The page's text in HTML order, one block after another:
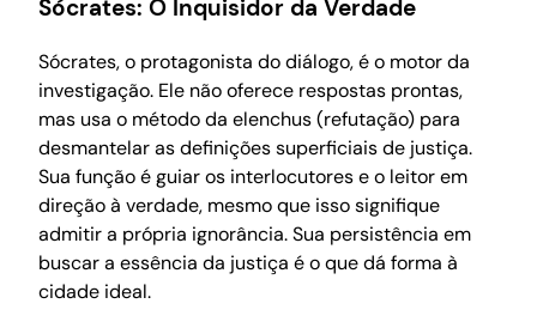
Sócrates: O Inquisidor da Verdade
Sócrates, o protagonista do diálogo, é o motor da
investigação. Ele não oferece respostas prontas,
mas usa o método da elenchus (refutação) para
desmantelar as definições superficiais de justiça.
Sua função é guiar os interlocutores e o leitor em
direção à verdade, mesmo que isso signifique
admitir a própria ignorância. Sua persistência em
buscar a essência da justiça é o que dá forma à
cidade ideal.